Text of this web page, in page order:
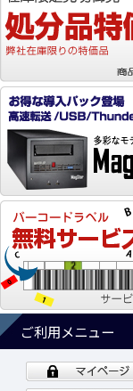
ご利用メニュー